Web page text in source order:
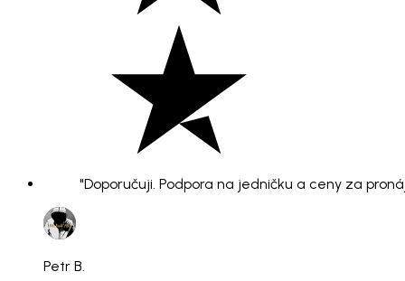
"Doporučuji. Podpora na jedničku a ceny za
Petr B.